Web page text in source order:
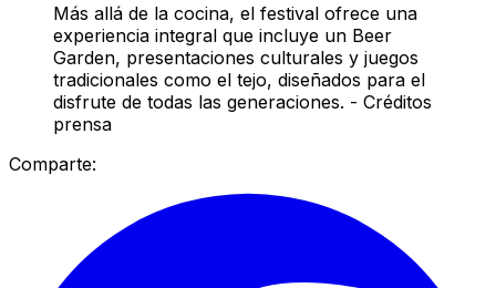
Más allá de la cocina, el festival ofrece una
experiencia integral que incluye un Beer
Garden, presentaciones culturales y juegos
tradicionales como el tejo, diseñados para el
disfrute de todas las generaciones. - Créditos
prensa
Comparte: